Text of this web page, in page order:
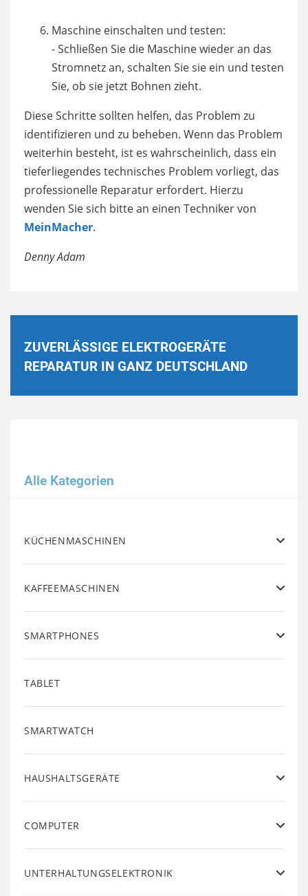
Maschine einschalten und testen:
- Schließen Sie die Maschine wieder an das
Stromnetz an, schalten Sie sie ein und testen
Sie, ob sie jetzt Bohnen zieht.
Diese Schritte sollten helfen, das Problem zu
identifizieren und zu beheben. Wenn das Problem
weiterhin besteht, ist es wahrscheinlich, dass ein
tieferliegendes technisches Problem vorliegt, das
professionelle Reparatur erfordert. Hierzu
wenden Sie sich bitte an einen Techniker von
MeinMacher.
Denny Adam
ZUVERLÄSSIGE ELEKTROGERÄTE
REPARATUR IN GANZ DEUTSCHLAND
Alle Kategorien
KÜCHENMASCHINEN
KAFFEEMASCHINEN
SMARTPHONES
TABLET
SMARTWATCH
HAUSHALTSGERÄTE
COMPUTER
UNTERHALTUNGSELEKTRONIK